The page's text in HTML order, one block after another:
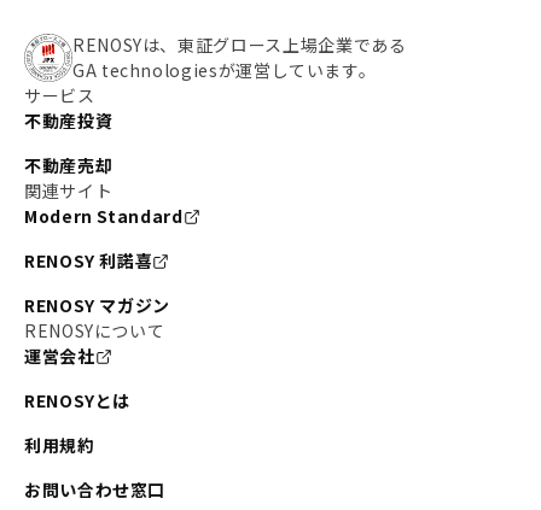
RENOSYは、東証グロース上場企業である
GA technologiesが運営しています。
サービス
不動産投資
不動産売却
関連サイト
Modern Standard
RENOSY 利諾喜
RENOSY マガジン
RENOSYについて
運営会社
RENOSYとは
利用規約
お問い合わせ窓口